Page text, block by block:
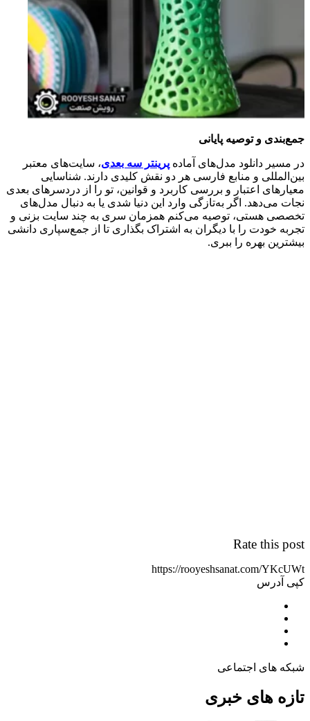
جمع‌بندی و توصیه پایانی
در مسیر دانلود مدل‌های آماده پرینتر سه‌ بعدی، سایت‌های معتبر
بین‌المللی و منابع فارسی هر دو نقش کلیدی دارند. شناسایی
معیارهای اعتبار و بررسی کاربرد و قوانین، تو را از دردسرهای بعدی
نجات می‌دهد. اگر به‌تازگی وارد این دنیا شدی یا به دنبال مدل‌های
تخصصی هستی، توصیه می‌کنم همزمان سری به چند سایت بزنی و
تجربه خودت را با دیگران به اشتراک بگذاری تا از جمع‌سپاری دانشی
بیشترین بهره را ببری.
Rate this post
https://rooyeshsanat.com/YKcUWt
کپی آدرس
شبکه های اجتماعی
تازه های خبری